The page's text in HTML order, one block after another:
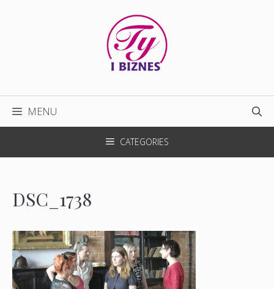
MENU
CATEGORIES
DSC_1738